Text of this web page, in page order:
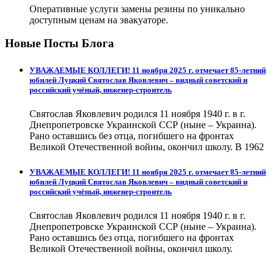
Оперативные услуги замены резины по уникально
доступным ценам на эвакуаторе.
Новые Посты Блога
УВАЖАЕМЫЕ КОЛЛЕГИ! 11 ноября 2025 г. отмечает 85-летний
юбилей Луцкий Святослав Яковлевич – видный советский и
российский учёный, инженер-строитель
Святослав Яковлевич родился 11 ноября 1940 г. в г.
Днепропетровске Украинской ССР (ныне – Украина).
Рано оставшись без отца, погибшего на фронтах
Великой Отечественной войны, окончил школу. В 1962
УВАЖАЕМЫЕ КОЛЛЕГИ! 11 ноября 2025 г. отмечает 85-летний
юбилей Луцкий Святослав Яковлевич – видный советский и
российский учёный, инженер-строитель
Святослав Яковлевич родился 11 ноября 1940 г. в г.
Днепропетровске Украинской ССР (ныне – Украина).
Рано оставшись без отца, погибшего на фронтах
Великой Отечественной войны, окончил школу.